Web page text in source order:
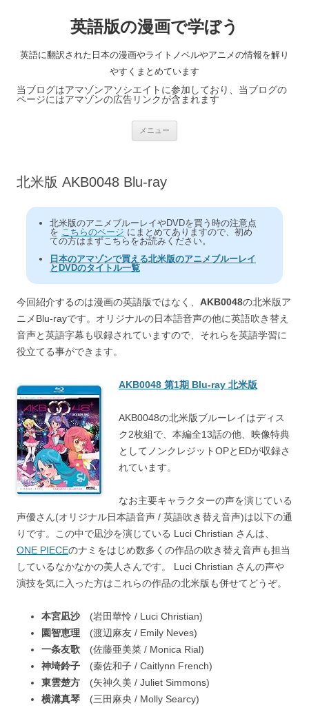
英語版の漫画で学ぼう
英語に翻訳された日本の漫画やライトノベルやアニメの情報を解り
やすくまとめています
当ブログはアマゾンアソシエイトに参加しており、当ブログの
ページにはアマゾンの広告リンクが含まれます
メニュー
北米版 AKB0048 Blu-ray
北米版のアニメブルーレイやDVDを買う時の注意点
を こちらのページ にまとめてありますので、初め
ての方はまずこちらをお読みください。
日本のアマゾンで買える北米版のアニメブルーレイ
とDVDのタイトル一覧
今回紹介するのは漫画の英語版ではなく、 AKB0048の北米版ア
ニメBlu-rayです。オリジナルの日本語音声の他に英語吹き替え
音声と英語字幕も収録されていますので、それらを英語学習に
役立てる事ができます。
AKB0048 第1期 Blu-ray 北米版
AKB0048の北米版ブルーレイはディス
ク2枚組で、本編全13話の他、映像特典
としてノンクレジットOPとEDが収録さ
れています。
なお主要キャラクターの声を演じている
声優さん(オリジナル日本語音声 / 英語吹き替え音声)は以下の通
りです。この中で凪沙を演じている Luci Christian さんは、
ONE PIECEのナミをはじめ数多くの作品の吹き替え音声も担当
しているなかなかの美人さんです。 Luci Christian さんの声や
演技を気に入った方はこれらの作品の北米版も併せてどうぞ。
本宮凪沙(岩田華怜 / Luci Christian)
園智恵理 (渡辺麻友 / Emily Neves)
一条友歌 (佐藤亜美菜 / Monica Rial)
神埼鈴子 (秦佐和子 / Caitlynn French)
東雲楚方 (矢神久美 / Juliet Simmons)
横溝真琴 (三田麻央 / Molly Searcy)